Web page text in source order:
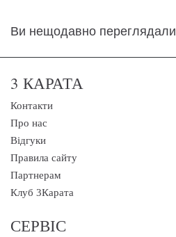
Ви нещодавно переглядали
3 КАРАТА
Контакти
Про нас
Відгуки
Правила сайту
Партнерам
Клуб 3Карата
СЕРВІС